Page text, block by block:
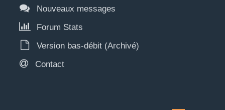
Nouveaux messages
Forum Stats
Version bas-débit (Archivé)
Contact